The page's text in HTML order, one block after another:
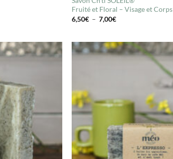
Fruité et Floral – Visage et Corps
6,50€ – 7,00€Plage
à
7,00€